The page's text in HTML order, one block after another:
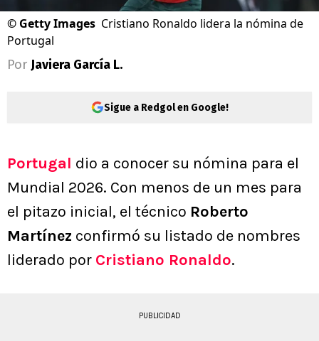
© Getty Images Cristiano Ronaldo lidera la nómina de
Portugal
Por Javiera García L.
Sigue a Redgol en Google!
Portugal dio a conocer su nómina para el
Mundial 2026. Con menos de un mes para
el pitazo inicial, el técnico Roberto
Martínez confirmó su listado de nombres
liderado por Cristiano Ronaldo.
PUBLICIDAD